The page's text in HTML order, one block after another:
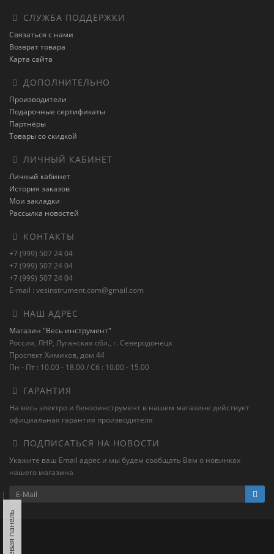
СЛУЖБА ПОДДЕРЖКИ
Связаться с нами
Возврат товара
Карта сайта
ДОПОЛНИТЕЛЬНО
Производители
Подарочные сертификаты
Партнёры
Товары со скидкой
ЛИЧНЫЙ КАБИНЕТ
Личный кабинет
История заказов
Мои закладки
Рассылка новостей
КОНТАКТЫ
+7 (999) 507 24 04
+7 (999) 507 24 04
+7 (999) 507 24 04
E-mail : vesinstrument.com@gmail.com
НАШ АДРЕС
Магазин "Весь инструмент"
Россия, ЛНР, Луганская обл., г. Северодонецк
Проспект Химиков, дом 44
Пн - Пт : 10.00 - 18.00 / Сб : 10.00 - 15.00
ГАРАНТИЯ
На весь электро и бензоинструмент в нашем магазине действует
официальная гарантия производителя
ПОДПИСАТЬСЯ НА НОВОСТИ
Укажите ваш Email адрес и мы будем сообщать Вам о новинках
нашего магазина
Левая панель